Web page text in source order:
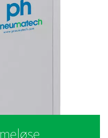
nem
integration og